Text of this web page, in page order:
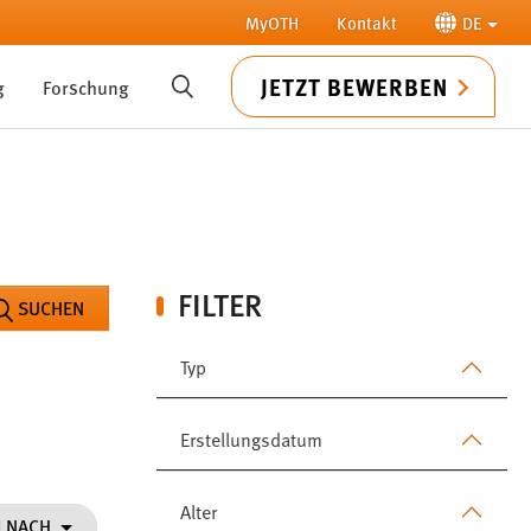
MyOTH Kontakt DE
Forschung SUCHE JETZT BEWERBEN
FILTER
Typ
Erstellungsdatum
Alter
SUCHEN